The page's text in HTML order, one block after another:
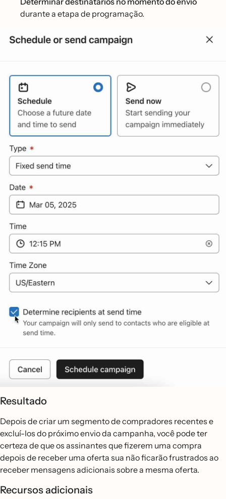
durante a etapa de programação.
Resultado
Depois de criar um segmento de compradores recentes e
excluí-los do próximo envio da campanha, você pode ter
certeza de que os assinantes que fizerem uma compra
depois de receber uma oferta sua não ficarão frustrados ao
receber mensagens adicionais sobre a mesma oferta.
Recursos adicionais